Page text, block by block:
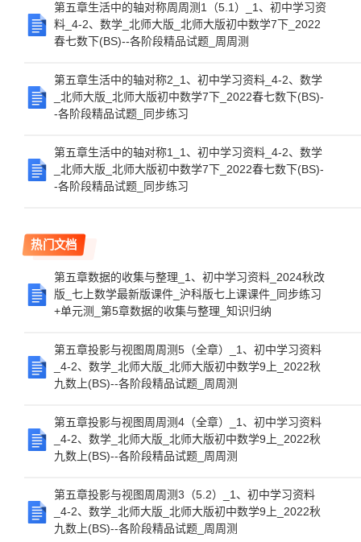
第五章生活中的轴对称周周测1（5.1）_1、初中学习资
料_4-2、数学_北师大版_北师大版初中数学7下_2022
春七数下(BS)--各阶段精品试题_周周测
第五章生活中的轴对称2_1、初中学习资料_4-2、数学
_北师大版_北师大版初中数学7下_2022春七数下(BS)-
-各阶段精品试题_同步练习
第五章生活中的轴对称1_1、初中学习资料_4-2、数学
_北师大版_北师大版初中数学7下_2022春七数下(BS)-
-各阶段精品试题_同步练习
热门文档
第五章数据的收集与整理_1、初中学习资料_2024秋改
版_七上数学最新版课件_沪科版七上课课件_同步练习
+单元测_第5章数据的收集与整理_知识归纳
第五章投影与视图周周测5（全章）_1、初中学习资料
_4-2、数学_北师大版_北师大版初中数学9上_2022秋
九数上(BS)--各阶段精品试题_周周测
第五章投影与视图周周测4（全章）_1、初中学习资料
_4-2、数学_北师大版_北师大版初中数学9上_2022秋
九数上(BS)--各阶段精品试题_周周测
第五章投影与视图周周测3（5.2）_1、初中学习资料
_4-2、数学_北师大版_北师大版初中数学9上_2022秋
九数上(BS)--各阶段精品试题_周周测